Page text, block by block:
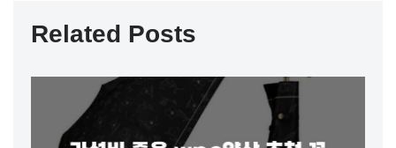
Related Posts